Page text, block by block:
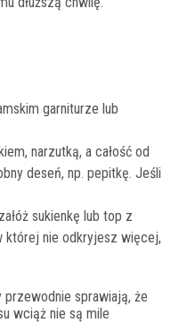
garniturze lub
narzutką, a całość od
deseń, np. pepitkę. Jeśli
sukienkę lub top z
której nie odkryjesz więcej,
przewodnie sprawiają, że
wciąż nie są mile